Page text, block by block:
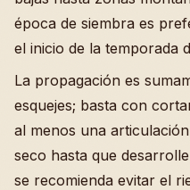
época de siembra es
el inicio de la temporada
La propagación es
esquejes; basta con
al menos una
seco hasta que
se recomienda evitar el